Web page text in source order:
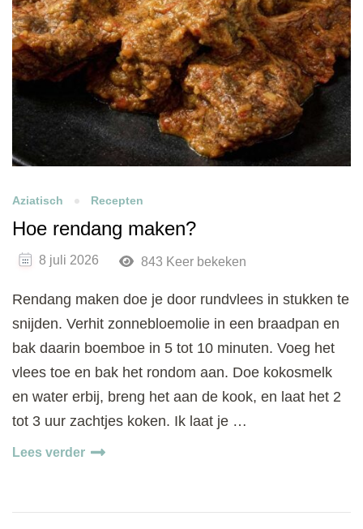
Aziatisch Recepten
Hoe rendang maken?
8 juli 2026 843 Keer bekeken
Rendang maken doe je door rundvlees in stukken te
snijden. Verhit zonnebloemolie in een braadpan en
bak daarin boemboe in 5 tot 10 minuten. Voeg het
vlees toe en bak het rondom aan. Doe kokosmelk
en water erbij, breng het aan de kook, en laat het 2
tot 3 uur zachtjes koken. Ik laat je …
Lees verder